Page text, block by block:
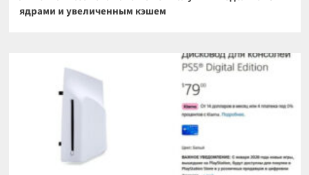
ядрами и увеличенным кэшем